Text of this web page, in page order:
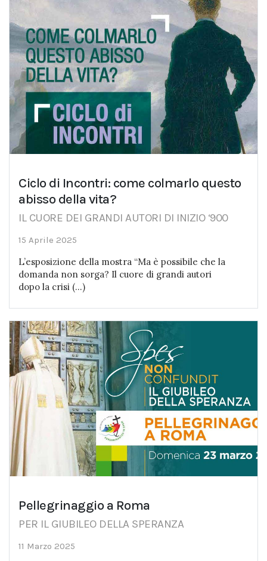
Ciclo di Incontri: come colmarlo questo
abisso della vita?
IL CUORE DEI GRANDI AUTORI DI INIZIO ‘900
15 Aprile 2025
L’esposizione della mostra “Ma è possibile che la
domanda non sorga? Il cuore di grandi autori
dopo la crisi (...)
Pellegrinaggio a Roma
PER IL GIUBILEO DELLA SPERANZA
11 Marzo 2025